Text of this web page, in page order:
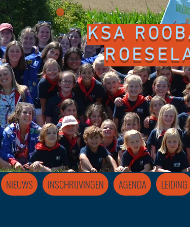
KSA
NIEUWS INSCHRIJVINGEN AGENDA LEIDING